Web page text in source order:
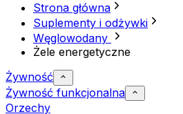
Strona główna
Suplementy i odżywki
Węglowodany
Żele energetyczne
Żywność
Żywność funkcjonalna
Orzechy